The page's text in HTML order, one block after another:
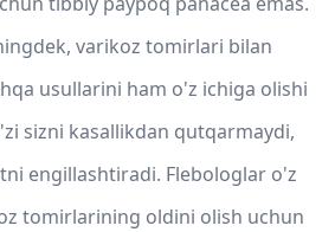
varikoz tomirlari bilan
usullarini ham o'z ichiga olishi
sizni kasallikdan qutqarmaydi,
engillashtiradi. Flebologlar o'z
tomirlarining oldini olish uchun